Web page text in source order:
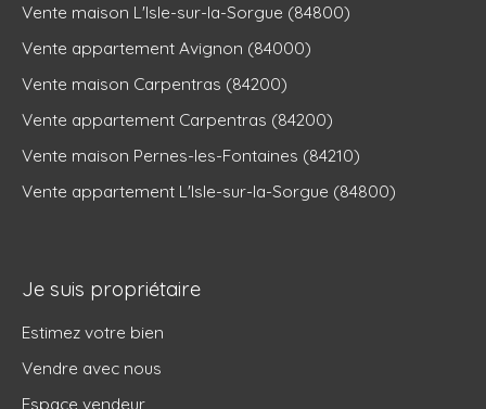
Vente maison L'Isle-sur-la-Sorgue (84800)
Vente appartement Avignon (84000)
Vente maison Carpentras (84200)
Vente appartement Carpentras (84200)
Vente maison Pernes-les-Fontaines (84210)
Vente appartement L'Isle-sur-la-Sorgue (84800)
Je suis propriétaire
Estimez votre bien
Vendre avec nous
Espace vendeur